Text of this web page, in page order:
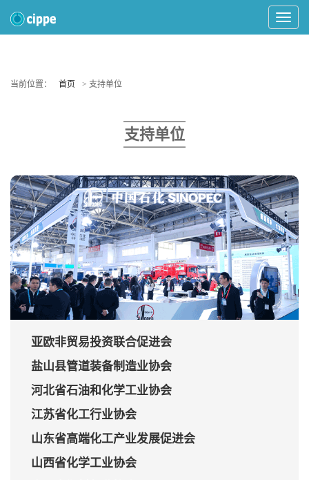
Toggle
当前位置： 首页 > 支持单位
支持单位
亚欧非贸易投资联合促进会
盐山县管道装备制造业协会
河北省石油和化学工业协会
江苏省化工行业协会
山东省高端化工产业发展促进会
山西省化学工业协会